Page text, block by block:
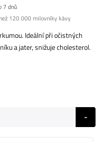
7 dnů
120 000 milovníky kávy
Ideální při očistných
a jater, snižuje cholesterol.